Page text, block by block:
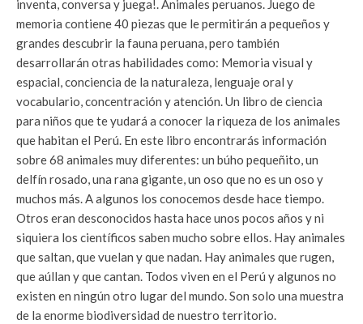
inventa, conversa y juega!. Animales peruanos. Juego de
memoria contiene 40 piezas que le permitirán a pequeños y
grandes descubrir la fauna peruana, pero también
desarrollarán otras habilidades como: Memoria visual y
espacial, conciencia de la naturaleza, lenguaje oral y
vocabulario, concentración y atención. Un libro de ciencia
para niños que te yudará a conocer la riqueza de los animales
que habitan el Perú. En este libro encontrarás información
sobre 68 animales muy diferentes: un búho pequeñito, un
delfín rosado, una rana gigante, un oso que no es un oso y
muchos más. A algunos los conocemos desde hace tiempo.
Otros eran desconocidos hasta hace unos pocos años y ni
siquiera los científicos saben mucho sobre ellos. Hay animales
que saltan, que vuelan y que nadan. Hay animales que rugen,
que aúllan y que cantan. Todos viven en el Perú y algunos no
existen en ningún otro lugar del mundo. Son solo una muestra
de la enorme biodiversidad de nuestro territorio.